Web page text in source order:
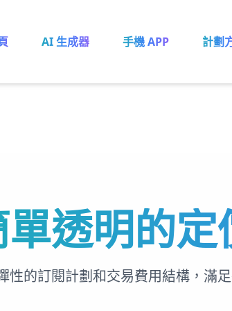
AI 生成器 手機 APP 計劃
透明的定
性的訂閱計劃和交易費用結構，滿